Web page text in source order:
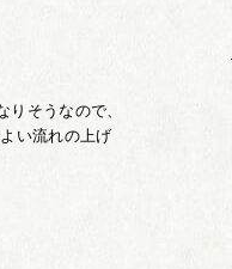
そうなので、
い流れの上げ